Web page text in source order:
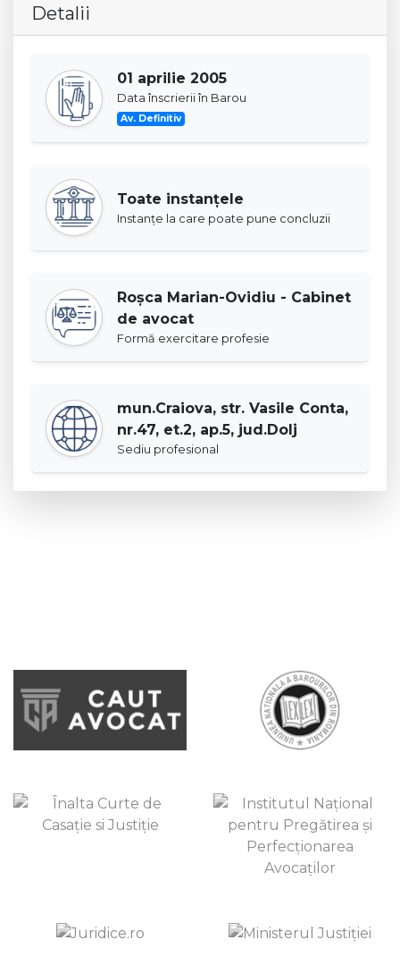
Detalii
01 aprilie 2005
Data înscrierii în Barou
Av. Definitiv
Toate instanţele
Instanţe la care poate pune concluzii
Roşca Marian-Ovidiu - Cabinet
de avocat
Formă exercitare profesie
mun.Craiova, str. Vasile Conta,
nr.47, et.2, ap.5, jud.Dolj
Sediu profesional